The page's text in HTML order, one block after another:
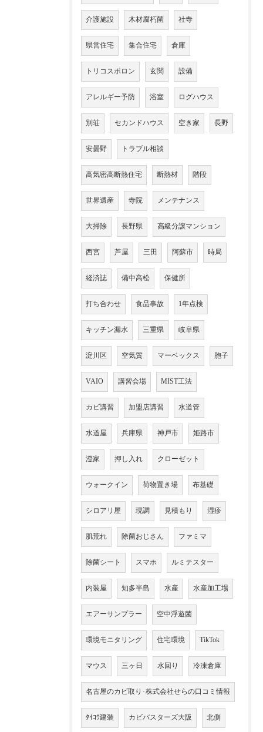
介護施設 木材腐朽菌 社寺
県営住宅 集合住宅 倉庫
トリコスポロン 玄関 設備
アレルギー予防 浴室 ログハウス
別荘 セカンドハウス 空き家 長野
安曇野 トラブル相談
高気密高断熱住宅 断熱材 階段
世界遺産 寺院 メンテナンス
大掃除 長野県 高級分譲マンション
西宮 芦屋 三田 阿蘇市 時局
経済誌 備中高松 保健所
打ち合わせ 食品事故 1年点検
キッチン漏水 三重県 岐阜県
淀川区 空気質 マーベックス 胞子
VAIO 講習会場 MIST工法
カビ講習 加盟店講習 水道管
水道屋 兵庫県 神戸市 姫路市
澄家 押し入れ クローゼット
ウォークイン 荷物置き場 布基礎
シロアリ屋 現調 見積もり 湿疹
肌荒れ 除菌おじさん ファミマ
除菌シート スマホ ルミテスター
内装屋 知多半島 水産 水産加工場
エアーサンプラー 空中浮遊菌
環境モニタリング 住宅環境 TikTok
マウス 三ヶ日 水回り 冷凍倉庫
名古屋のカビ取り･株式会社せらの口コミ情報
ﾀｲｺｳ建装 カビバスターズ大阪 北側